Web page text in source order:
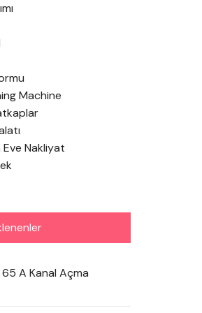
Machine
Nakliyat
A Kanal Açma